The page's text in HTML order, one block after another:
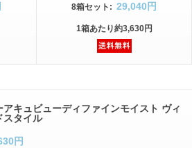
8箱セット : 29,040円
1箱あたり約3,630円
アキュビューディファインモイスト ヴィ
スタイル
円